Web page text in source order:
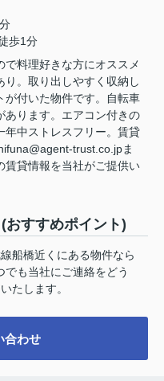
歩1分
で料理好きな方にオススメ
り。取り出しやすく収納し
が付いた物件です。自転車
あります。エアコン付きの
年中ストレスフリー。賃貸
trust.co.jpま
賃貸情報を当社がご提供い
おすすめポイント)
船橋近くにある物件なら
も当社にご連絡をどう
たします。
合わせ